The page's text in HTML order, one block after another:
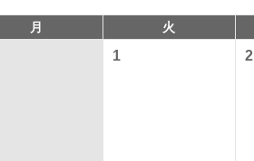
月 火
1 2